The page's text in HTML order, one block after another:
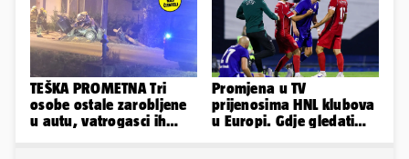
TEŠKA PROMETNA Tri
osobe ostale zarobljene
u autu, vatrogasci ih
Promjena u TV
prijenosima HNL klubova
u Europi. Gdje gledati